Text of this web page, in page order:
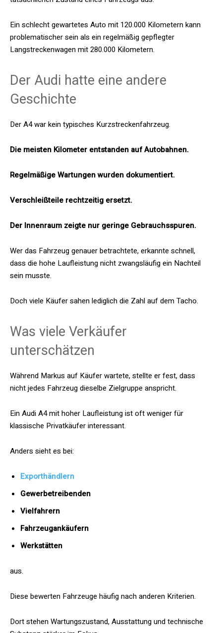
Ein schlecht gewartetes Auto mit 120.000 Kilometern kann
problematischer sein als ein regelmäßig gepflegter
Langstreckenwagen mit 280.000 Kilometern.
Der Audi hatte eine andere
Geschichte
Der A4 war kein typisches Kurzstreckenfahrzeug.
Die meisten Kilometer entstanden auf Autobahnen.
Regelmäßige Wartungen wurden dokumentiert.
Verschleißteile rechtzeitig ersetzt.
Der Innenraum zeigte nur geringe Gebrauchsspuren.
Wer das Fahrzeug genauer betrachtete, erkannte schnell,
dass die hohe Laufleistung nicht zwangsläufig ein Nachteil
sein musste.
Doch viele Käufer sahen lediglich die Zahl auf dem Tacho.
Was viele Verkäufer
unterschätzen
Während Markus auf Käufer wartete, stellte er fest, dass
nicht jedes Fahrzeug dieselbe Zielgruppe anspricht.
Ein Audi A4 mit hoher Laufleistung ist oft weniger für
klassische Privatkäufer interessant.
Anders sieht es bei:
Exporthändlern
Gewerbetreibenden
Vielfahrern
Fahrzeugankäufern
Werkstätten
aus.
Diese bewerten Fahrzeuge häufig nach anderen Kriterien.
Dort stehen Wartungszustand, Ausstattung und technische